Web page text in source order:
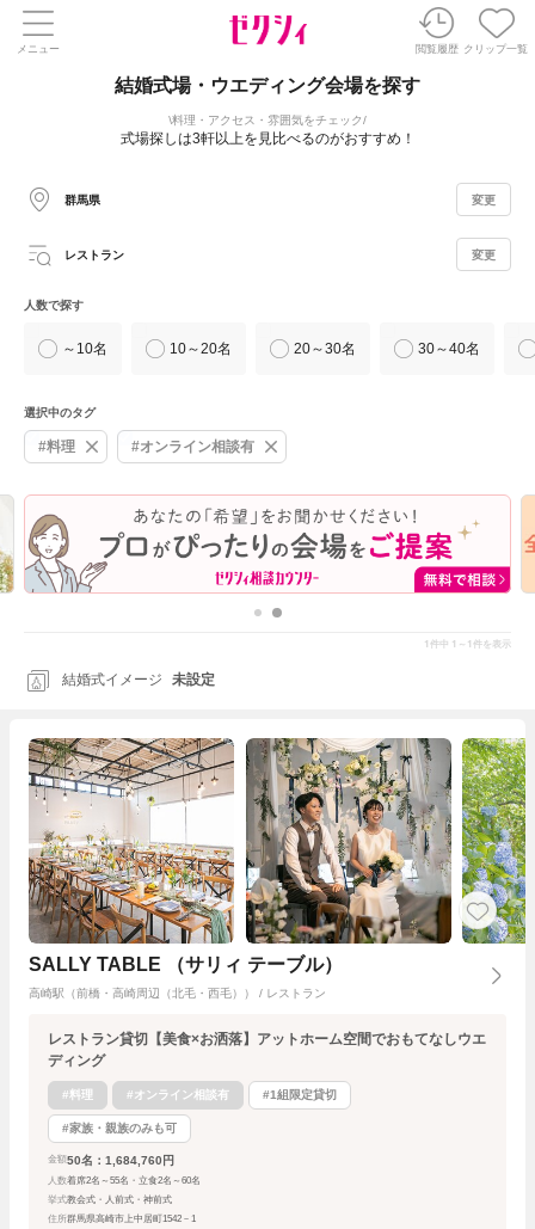
メニュー 閲覧履歴 クリップ一覧
結婚式場・ウエディング会場を探す
料理・アクセス・雰囲気をチェック
式場探しは3軒以上を見比べるのがおすすめ！
群馬県 変更
レストラン 変更
人数で探す
～10名 10～20名 20～30名 30～40名
選択中のタグ
#料理 #オンライン相談有
1 件中 1～1 件を表示
結婚式イメージ 未設定
SALLY TABLE （サリィ テーブル）
高崎駅（前橋・高崎周辺（北毛・西毛）） / レストラン
レストラン貸切【美食×お洒落】アットホーム空間でおもてなしウエ
ディング
#料理 #オンライン相談有 #1組限定貸切
#家族・親族のみも可
金額 50名：1,684,760円
人数着席2名～55名・立食2名～60名
挙式教会式・人前式・神前式
住所群馬県高崎市上中居町1542－1